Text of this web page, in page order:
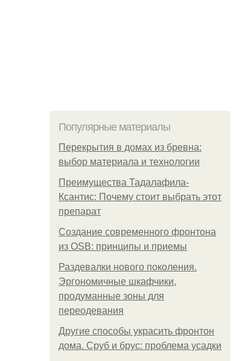
Популярные материалы
Перекрытия в домах из бревна:
выбор материала и технологии
Преимущества Тадалафила-
Ксантис: Почему стоит выбрать этот
препарат
Создание современного фронтона
из OSB: принципы и приемы
Раздевалки нового поколения.
Эргономичные шкафчики,
продуманные зоны для
переодевания
Другие способы украсить фронтон
дома. Сруб и брус: проблема усадки